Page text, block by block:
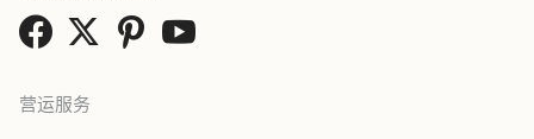
营运服务